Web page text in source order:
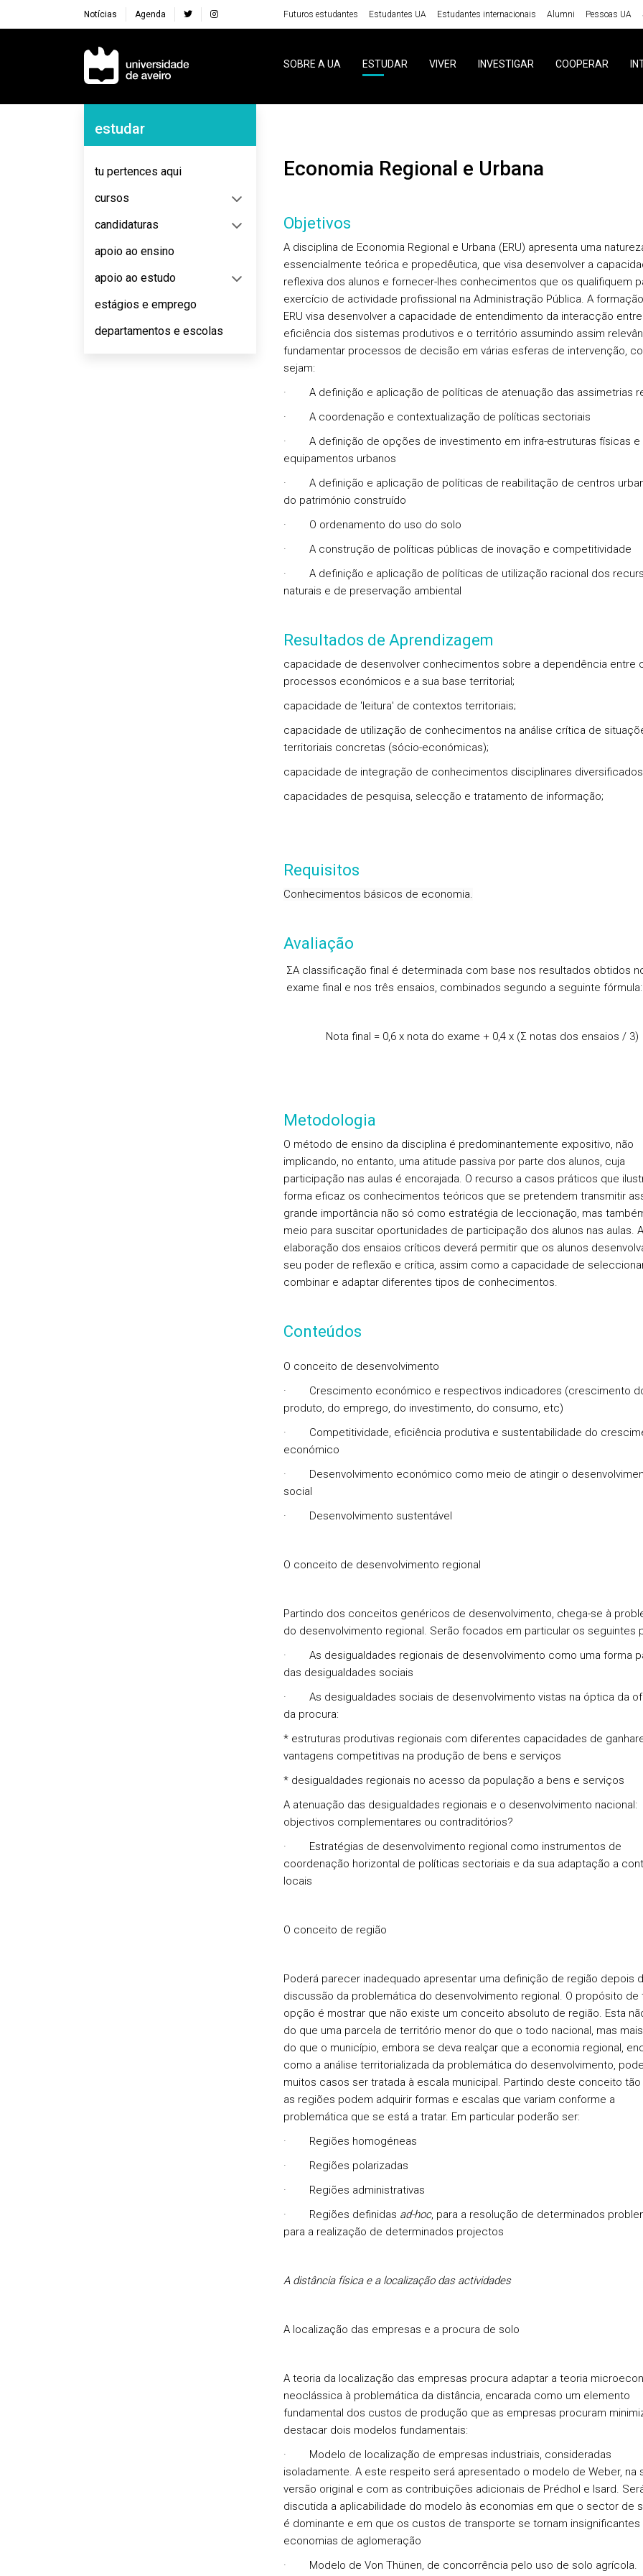
Notícias Agenda Futuros estudantes Estudantes UA Estudantes internacionais Alumni Pessoas UA
Navegação Principal
SOBRE A UA ESTUDAR VIVER INVESTIGAR COOPERAR
Navegação Lateral
estudar
tu pertences aqui
cursos
candidaturas
apoio ao ensino
apoio ao estudo
estágios e emprego
departamentos e escolas
Economia Regional e Urbana
Objetivos
A disciplina de Economia Regional e Urbana (ERU) apresenta uma
essencialmente teórica e propedêutica, que visa desenvolver a
reflexiva dos alunos e fornecer-lhes conhecimentos que os qualifiquem
exercício de actividade profissional na Administração Pública. A
ERU visa desenvolver a capacidade de entendimento da interacção
eficiência dos sistemas produtivos e o território assumindo assim
fundamentar processos de decisão em várias esferas de intervenção,
sejam:
· A definição e aplicação de políticas de atenuação das assimetrias
· A coordenação e contextualização de políticas sectoriais
· A definição de opções de investimento em infra-estruturas físicas e
equipamentos urbanos
· A definição e aplicação de políticas de reabilitação de centros
do património construído
· O ordenamento do uso do solo
· A construção de políticas públicas de inovação e competitividade
· A definição e aplicação de políticas de utilização racional dos
naturais e de preservação ambiental
Resultados de Aprendizagem
capacidade de desenvolver conhecimentos sobre a dependência entre
processos económicos e a sua base territorial;
capacidade de 'leitura' de contextos territoriais;
capacidade de utilização de conhecimentos na análise crítica de
territoriais concretas (sócio-económicas);
capacidade de integração de conhecimentos disciplinares
capacidades de pesquisa, selecção e tratamento de informação;
Requisitos
Conhecimentos básicos de economia.
Avaliação
ΣA classificação final é determinada com base nos resultados obtidos
exame final e nos três ensaios, combinados segundo a seguinte fórmula:
Nota final = 0,6 x nota do exame + 0,4 x (Σ notas dos ensaios / 3)
Metodologia
O método de ensino da disciplina é predominantemente expositivo, não
implicando, no entanto, uma atitude passiva por parte dos alunos, cuja
participação nas aulas é encorajada. O recurso a casos práticos que
forma eficaz os conhecimentos teóricos que se pretendem transmitir
grande importância não só como estratégia de leccionação, mas
meio para suscitar oportunidades de participação dos alunos nas aulas. A
elaboração dos ensaios críticos deverá permitir que os alunos
seu poder de reflexão e crítica, assim como a capacidade de
combinar e adaptar diferentes tipos de conhecimentos.
Conteúdos
O conceito de desenvolvimento
· Crescimento económico e respectivos indicadores (crescimento
produto, do emprego, do investimento, do consumo, etc)
· Competitividade, eficiência produtiva e sustentabilidade do
económico
· Desenvolvimento económico como meio de atingir o
social
· Desenvolvimento sustentável
O conceito de desenvolvimento regional
Partindo dos conceitos genéricos de desenvolvimento, chega-se à
do desenvolvimento regional. Serão focados em particular os seguintes
· As desigualdades regionais de desenvolvimento como uma forma
das desigualdades sociais
· As desigualdades sociais de desenvolvimento vistas na óptica da
da procura:
* estruturas produtivas regionais com diferentes capacidades de
vantagens competitivas na produção de bens e serviços
* desigualdades regionais no acesso da população a bens e serviços
A atenuação das desigualdades regionais e o desenvolvimento nacional:
objectivos complementares ou contraditórios?
· Estratégias de desenvolvimento regional como instrumentos de
coordenação horizontal de políticas sectoriais e da sua adaptação a
locais
O conceito de região
Poderá parecer inadequado apresentar uma definição de região depois
discussão da problemática do desenvolvimento regional. O propósito de
opção é mostrar que não existe um conceito absoluto de região. Esta
do que uma parcela de território menor do que o todo nacional, mas
do que o município, embora se deva realçar que a economia regional,
como a análise territorializada da problemática do desenvolvimento,
muitos casos ser tratada à escala municipal. Partindo deste conceito tão
as regiões podem adquirir formas e escalas que variam conforme a
problemática que se está a tratar. Em particular poderão ser:
· Regiões homogéneas
· Regiões polarizadas
· Regiões administrativas
· Regiões definidas ad-hoc, para a resolução de determinados
para a realização de determinados projectos
A distância física e a localização das actividades
A localização das empresas e a procura de solo
A teoria da localização das empresas procura adaptar a teoria
neoclássica à problemática da distância, encarada como um elemento
fundamental dos custos de produção que as empresas procuram
destacar dois modelos fundamentais:
· Modelo de localização de empresas industriais, consideradas
isoladamente. A este respeito será apresentado o modelo de Weber, na
versão original e com as contribuições adicionais de Prédhol e Isard.
discutida a aplicabilidade do modelo às economias em que o sector de
é dominante e em que os custos de transporte se tornam insignificantes
economias de aglomeração
· Modelo de Von Thünen, de concorrência pelo uso de solo agrícola.